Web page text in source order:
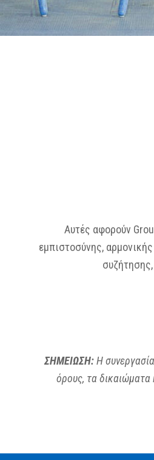
Αυτές αφορούν
εμπιστοσύνης,
ΣΗΜΕΙΩΣΗ:Η
όρους, τα